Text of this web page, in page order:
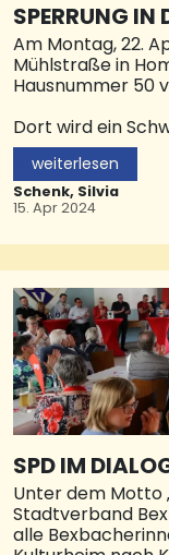
SPERRUNG IN
ERG
Am Montag, 22.
Mühlstraße in
Hausnummer 50
Dort wird ein
einer Decke für
ausreichende
frühzeitig
Hausnummer 50
Einfahrtverbot
© Stadt HOM
weiterlesen
Schenk, Silvia
15. Apr 2024
SPD IM
Unter dem Motto
Stadtverband
alle